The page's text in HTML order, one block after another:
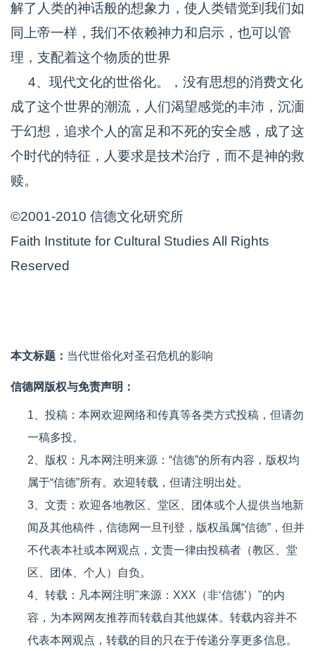
解了人类的神话般的想象力，使人类错觉到我们如
同上帝一样，我们不依赖神力和启示，也可以管
理，支配着这个物质的世界
4、现代文化的世俗化。，没有思想的消费文化
成了这个世界的潮流，人们渴望感觉的丰沛，沉湎
于幻想，追求个人的富足和不死的安全感，成了这
个时代的特征，人要求是技术治疗，而不是神的救
赎。
©2001-2010 信德文化研究所
Faith Institute for Cultural Studies All Rights
Reserved
本文标题： 当代世俗化对圣召危机的影响
信德网版权与免责声明：
1、投稿：本网欢迎网络和传真等各类方式投稿，但请勿
一稿多投。
2、版权：凡本网注明来源：“信德”的所有内容，版权均
属于“信德”所有。欢迎转载，但请注明出处。
3、文责：欢迎各地教区、堂区、团体或个人提供当地新
闻及其他稿件，信德网一旦刊登，版权虽属“信德”，但并
不代表本社或本网观点，文责一律由投稿者（教区、堂
区、团体、个人）自负。
4、转载：凡本网注明"来源：XXX（非‘信德’）"的内
容，为本网网友推荐而转载自其他媒体。转载内容并不
代表本网观点，转载的目的只在于传递分享更多信息。